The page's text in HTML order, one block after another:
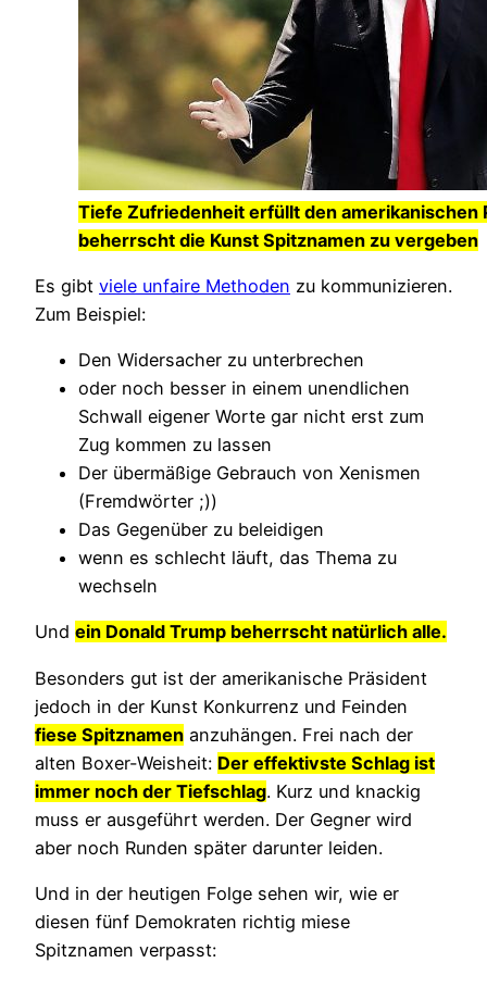
Tiefe Zufriedenheit erfüllt den amerikanischen
beherrscht die Kunst Spitznamen zu vergeben
Es gibt viele unfaire Methoden zu kommunizieren.
Zum Beispiel:
Den Widersacher zu unterbrechen
oder noch besser in einem unendlichen
Schwall eigener Worte gar nicht erst zum
Zug kommen zu lassen
Der übermäßige Gebrauch von Xenismen
(Fremdwörter ;))
Das Gegenüber zu beleidigen
wenn es schlecht läuft, das Thema zu
wechseln
Und ein Donald Trump beherrscht natürlich alle.
Besonders gut ist der amerikanische Präsident
jedoch in der Kunst Konkurrenz und Feinden
fiese Spitznamen anzuhängen. Frei nach der
alten Boxer-Weisheit: Der effektivste Schlag ist
immer noch der Tiefschlag. Kurz und knackig
muss er ausgeführt werden. Der Gegner wird
aber noch Runden später darunter leiden.
Und in der heutigen Folge sehen wir, wie er
diesen fünf Demokraten richtig miese
Spitznamen verpasst: